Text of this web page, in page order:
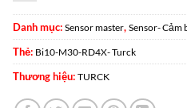
Danh mục:Sensor master,Sensor- Cảm
Thẻ: Bi10-M30-RD4X- Turck
Thương hiệu:TURCK